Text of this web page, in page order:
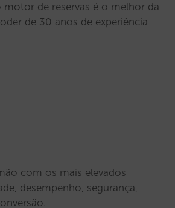
de reservas é o melhor da
de 30 anos de experiência
com os mais elevados
desempenho, segurança,